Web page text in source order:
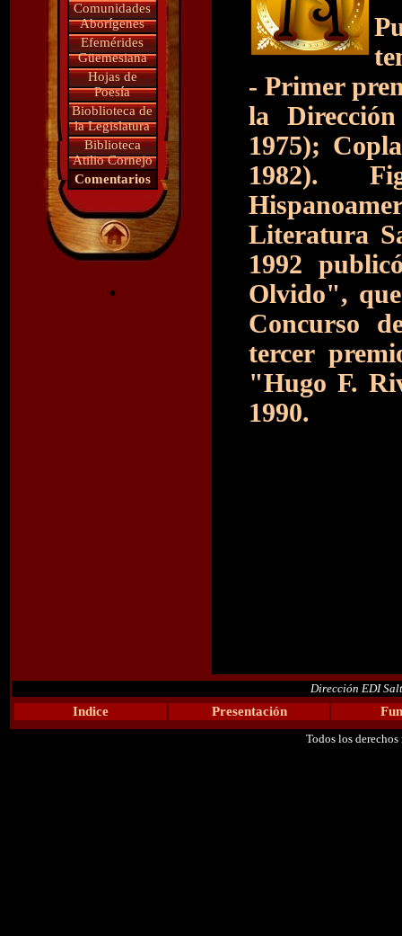
Comunidades
Aborígenes
Efemérides
Güemesiana
Hojas de
Poesía
Bioblioteca de
la Legislatura
Biblioteca
Atilio Cornejo
Comentarios
.
- Primer
la
1975);
1982).
Literatura
1992
Olvido",
Concurso
tercer
"Hugo F.
1990.
Dirección EDI
Indice Presentación
Todos los